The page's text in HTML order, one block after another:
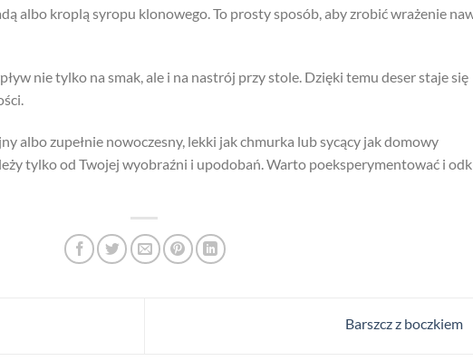
albo kroplą syropu klonowego. To prosty sposób, aby zrobić wrażenie
nie tylko na smak, ale i na nastrój przy stole. Dzięki temu deser staje się
albo zupełnie nowoczesny, lekki jak chmurka lub sycący jak domowy
tylko od Twojej wyobraźni i upodobań. Warto poeksperymentować i
Barszcz z boczkiem